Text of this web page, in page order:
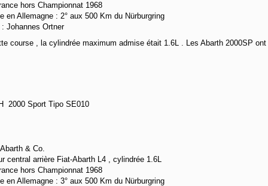
hors Championnat 1968
en Allemagne : 2° aux 500 Km du Nürburgring
Johannes Ortner
course , la cylindrée maximum admise était 1.6L . Les Abarth 2000SP
2000 Sport Tipo SE010
& Co.
central arrière Fiat-Abarth L4 , cylindrée 1.6L
hors Championnat 1968
en Allemagne : 3° aux 500 Km du Nürburgring